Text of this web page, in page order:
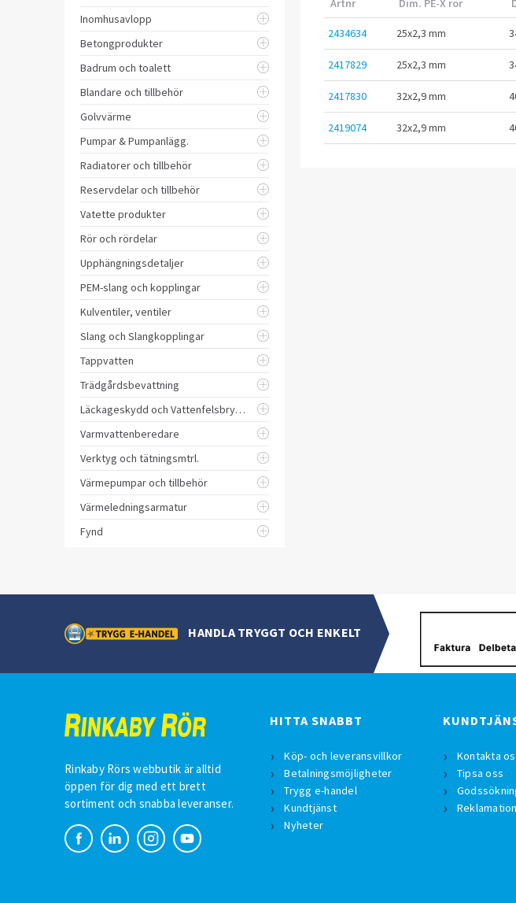
Inomhusavlopp
Betongprodukter
Badrum och toalett
Blandare och tillbehör
Golvvärme
Pumpar & Pumpanlägg.
Radiatorer och tillbehör
Reservdelar och tillbehör
Vatette produkter
Rör och rördelar
Upphängningsdetaljer
PEM-slang och kopplingar
Kulventiler, ventiler
Slang och Slangkopplingar
Tappvatten
Trädgårdsbevattning
Läckageskydd och Vattenfelsbrytare
Varmvattenberedare
Verktyg och tätningsmtrl.
Värmepumpar och tillbehör
Värmeledningsarmatur
Fynd
Artnr Dim. PE-X rör
2434634 25x2,3 mm
2417829 25x2,3 mm
2417830 32x2,9 mm
2419074 32x2,9 mm
HANDLA TRYGGT OCH ENKELT
Rinkaby Rörs webbutik är alltid
öppen för dig med ett brett
sortiment och snabba leveranser.
HITTA SNABBT
Köp- och leveransvillkor
Betalningsmöjligheter
Trygg e-handel
Kundtjänst
Nyheter
Kontakta
Tipsa oss